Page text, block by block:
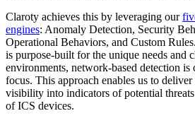
Claroty achieves this by leveraging our
engines: Anomaly Detection, Security
Operational Behaviors, and Custom
is purpose-built for the unique needs and
environments, network-based detection is
focus. This approach enables us to deliver
visibility into indicators of potential
of ICS devices.